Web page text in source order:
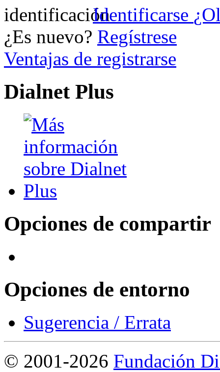
Identificarse
¿Es nuevo? Regístrese
Ventajas de registrarse
Dialnet Plus
Opciones de compartir
Opciones de entorno
Sugerencia / Errata
© 2001-2026 Fundación